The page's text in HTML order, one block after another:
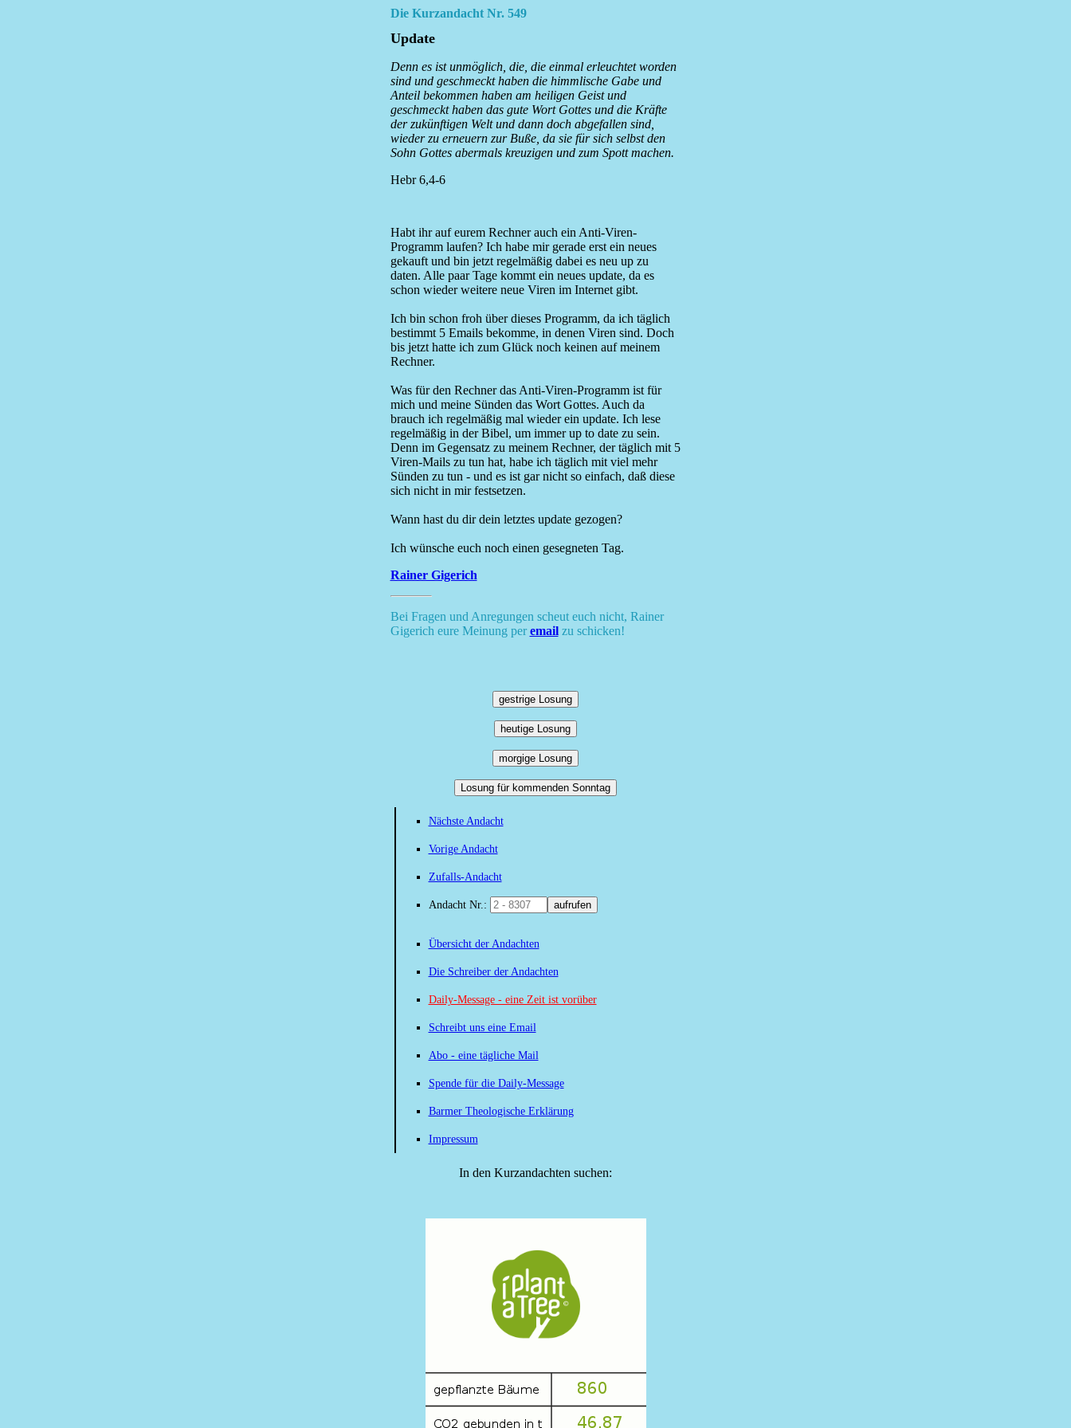
Die Kurzandacht Nr. 549
Update
Denn es ist unmöglich, die, die einmal erleuchtet worden
sind und geschmeckt haben die himmlische Gabe und
Anteil bekommen haben am heiligen Geist und
geschmeckt haben das gute Wort Gottes und die Kräfte
der zukünftigen Welt und dann doch abgefallen sind,
wieder zu erneuern zur Buße, da sie für sich selbst den
Sohn Gottes abermals kreuzigen und zum Spott machen.
Hebr 6,4-6
Habt ihr auf eurem Rechner auch ein Anti-Viren-
Programm laufen? Ich habe mir gerade erst ein neues
gekauft und bin jetzt regelmäßig dabei es neu up zu
daten. Alle paar Tage kommt ein neues update, da es
schon wieder weitere neue Viren im Internet gibt.
Ich bin schon froh über dieses Programm, da ich täglich
bestimmt 5 Emails bekomme, in denen Viren sind. Doch
bis jetzt hatte ich zum Glück noch keinen auf meinem
Rechner.
Was für den Rechner das Anti-Viren-Programm ist für
mich und meine Sünden das Wort Gottes. Auch da
brauch ich regelmäßig mal wieder ein update. Ich lese
regelmäßig in der Bibel, um immer up to date zu sein.
Denn im Gegensatz zu meinem Rechner, der täglich mit 5
Viren-Mails zu tun hat, habe ich täglich mit viel mehr
Sünden zu tun - und es ist gar nicht so einfach, daß diese
sich nicht in mir festsetzen.
Wann hast du dir dein letztes update gezogen?
Ich wünsche euch noch einen gesegneten Tag.
Rainer Gigerich
Bei Fragen und Anregungen scheut euch nicht, Rainer
Gigerich eure Meinung peremailzu schicken!
gestrige Losung
heutige Losung
morgige Losung
Losung für kommenden Sonntag
Nächste Andacht
Vorige Andacht
Zufalls-Andacht
Andacht Nr.: aufrufen
Übersicht der Andachten
Die Schreiber der Andachten
Daily-Message - eine Zeit ist vorüber
Schreibt uns eine Email
Abo - eine tägliche Mail
Spende für die Daily-Message
Barmer Theologische Erklärung
Impressum
In den Kurzandachten suchen: